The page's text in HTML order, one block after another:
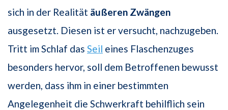
sich in der Realität äußeren Zwängen
ausgesetzt. Diesen ist er versucht, nachzugeben.
Tritt im Schlaf das Seil eines Flaschenzuges
besonders hervor, soll dem Betroffenen bewusst
werden, dass ihm in einer bestimmten
Angelegenheit die Schwerkraft behilflich sein